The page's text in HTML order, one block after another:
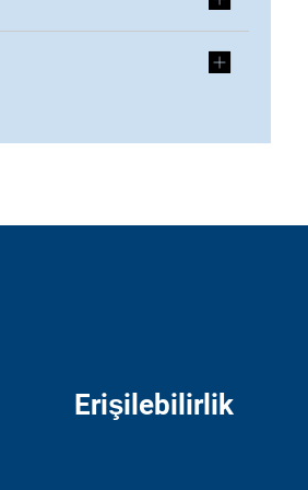
Erişilebilirlik